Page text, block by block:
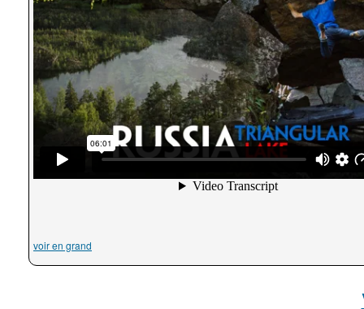
voir en grand